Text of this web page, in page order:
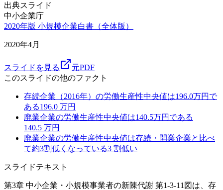
出典スライド
中小企業庁
2020年版 小規模企業白書（全体版）
2020年4月
スライドを見る
元PDF
このスライドの他のファクト
存続企業（2016年）の労働生産性中央値は196.0万円で
ある196.0 万円
廃業企業の労働生産性中央値は140.5万円である
140.5 万円
廃業企業の労働生産性中央値は存続・開業企業と比べ
て約3割低くなっている3 割低い
スライドテキスト
第3章 中小企業・小規模事業者の新陳代謝 第1-3-11図は、存